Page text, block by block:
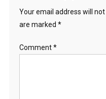
Your email address will not
are marked *
Comment*